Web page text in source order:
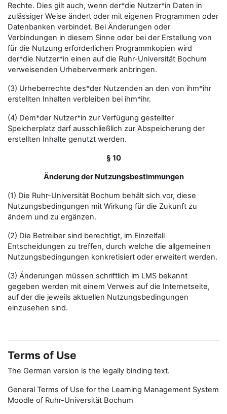
Rechte. Dies gilt auch, wenn der*die Nutzer*in Daten in
zulässiger Weise ändert oder mit eigenen Programmen oder
Datenbanken verbindet. Bei Änderungen oder
Verbindungen in diesem Sinne oder bei der Erstellung von
für die Nutzung erforderlichen Programmkopien wird
der*die Nutzer*in einen auf die Ruhr-Universität Bochum
verweisenden Urhebervermerk anbringen.
(3) Urheberrechte des*der Nutzenden an den von ihm*ihr
erstellten Inhalten verbleiben bei ihm*ihr.
(4) Dem*der Nutzer*in zur Verfügung gestellter
Speicherplatz darf ausschließlich zur Abspeicherung der
erstellten Inhalte genutzt werden.
§ 10
Änderung der Nutzungsbestimmungen
(1) Die Ruhr-Universität Bochum behält sich vor, diese
Nutzungsbedingungen mit Wirkung für die Zukunft zu
ändern und zu ergänzen.
(2) Die Betreiber sind berechtigt, im Einzelfall
Entscheidungen zu treffen, durch welche die allgemeinen
Nutzungsbedingungen konkretisiert oder erweitert werden.
(3) Änderungen müssen schriftlich im LMS bekannt
gegeben werden mit einem Verweis auf die Internetseite,
auf der die jeweils aktuellen Nutzungsbedingungen
einzusehen sind.
Terms of Use
The German version is the legally binding text.
General Terms of Use for the Learning Management System
Moodle of Ruhr-Universität Bochum